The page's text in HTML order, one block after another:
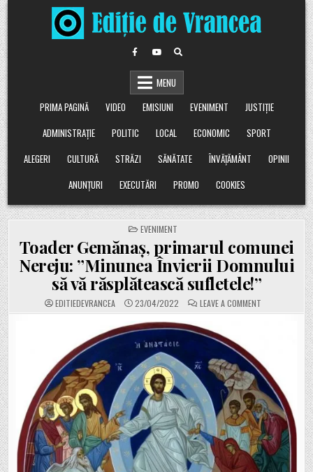
Skip
to
content
MENU
PRIMA PAGINĂ
VIDEO EMISIUNI EVENIMENT
JUSTIȚIE
ADMINISTRAȚIE
POLITIC LOCAL ECONOMIC
SPORT
ALEGERI
CULTURĂ STRĂZI SĂNĂTATE ÎNVĂȚĂMÂNT
OPINII
ANUNȚURI
EXECUTĂRI PROMO COOKIES
POSTED
IN
EVENIMENT
Toader Gemănaș, primarul comunei
Nereju: ”Minunea Învierii Domnului
să vă răsplătească sufletele!”
EDITIEDEVRANCEA 23/04/2022 LEAVE A COMMENT
TOADER
ÎNVIERII
DOMNULUI
SĂ
VĂ
RĂSPLĂTEASCĂ
SUFLETELE!”